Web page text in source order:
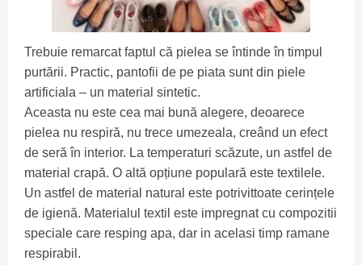
Trebuie remarcat faptul că pielea se întinde în timpul
purtării. Practic, pantofii de pe piata sunt din piele
artificiala – un material sintetic.
Aceasta nu este cea mai bună alegere, deoarece
pielea nu respiră, nu trece umezeala, creând un efect
de seră în interior. La temperaturi scăzute, un astfel de
material crapă. O altă opțiune populară este textilele.
Un astfel de material natural este potrivittoate cerințele
de igienă. Materialul textil este impregnat cu compozitii
speciale care resping apa, dar in acelasi timp ramane
respirabil.